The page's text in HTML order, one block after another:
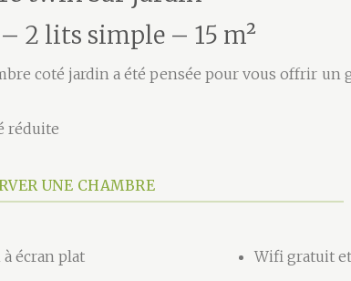
2 lits simple – 15 m²
coté jardin a été pensée pour vous offrir
réduite
UNE CHAMBRE
écran plat
Wifi gratuit